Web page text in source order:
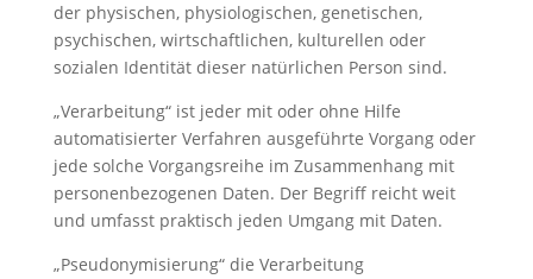
der physischen, physiologischen, genetischen,
psychischen, wirtschaftlichen, kulturellen oder
sozialen Identität dieser natürlichen Person sind.
„Verarbeitung“ ist jeder mit oder ohne Hilfe
automatisierter Verfahren ausgeführte Vorgang oder
jede solche Vorgangsreihe im Zusammenhang mit
personenbezogenen Daten. Der Begriff reicht weit
und umfasst praktisch jeden Umgang mit Daten.
„Pseudonymisierung“ die Verarbeitung